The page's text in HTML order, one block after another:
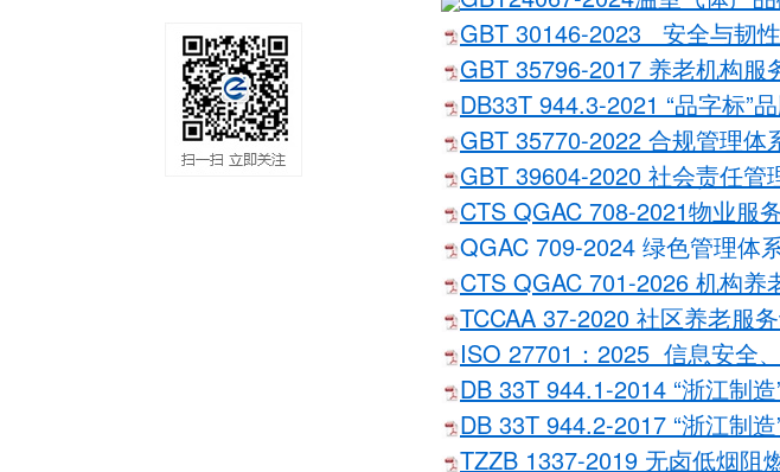
GBT 30146-2023 安全与韧
GBT 35796-2017 养老机构服
DB33T 944.3-2021 “品字标”
GBT 35770-2022 合规管理
GBT 39604-2020 社会责任
CTS QGAC 708-2021物业服
QGAC 709-2024 绿色管理体
CTS QGAC 701-2026 机构养
TCCAA 37-2020 社区养老服
ISO 27701：2025 信息安全
DB 33T 944.1-2014 “浙江制
DB 33T 944.2-2017 “浙江制
TZZB 1337-2019 无卤低烟阻